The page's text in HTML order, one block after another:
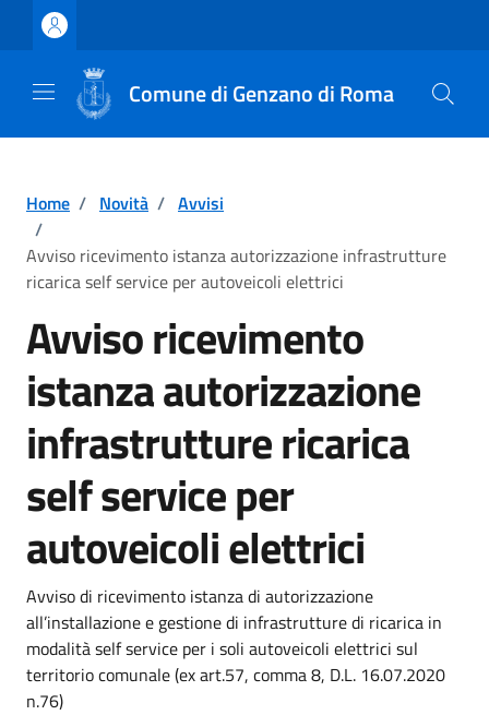
Vai ai contenuti
Vai al footer
Comune di Genzano di Roma
Home / Novità / Avvisi
/
Avviso ricevimento istanza autorizzazione infrastrutture
ricarica self service per autoveicoli elettrici
Avviso ricevimento
istanza autorizzazione
infrastrutture ricarica
self service per
autoveicoli elettrici
Dettagli della notizia
Avviso di ricevimento istanza di autorizzazione
all’installazione e gestione di infrastrutture di ricarica in
modalità self service per i soli autoveicoli elettrici sul
territorio comunale (ex art.57, comma 8, D.L. 16.07.2020
n.76)